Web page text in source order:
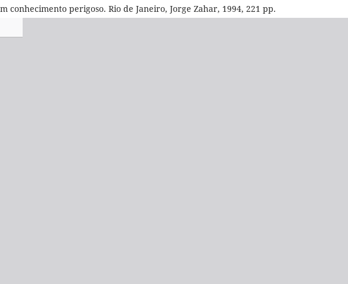
conhecimento perigoso. Rio de Janeiro, Jorge Zahar, 1994, 221 pp.